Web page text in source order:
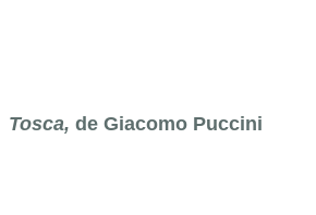
Tosca, de Giacomo Puccini